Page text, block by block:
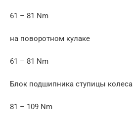
61 – 81 Nm
на поворотном кулаке
61 – 81 Nm
Блок подшипника ступицы колеса
81 – 109 Nm